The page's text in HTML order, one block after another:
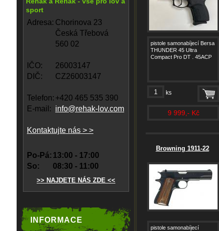
sport
Adresa: Chorinova 23
Česká Třebová
560 02
IČO:
26003147
DIČ:
CZ26003147
Telefon: +420 465 535 390
E-mail: info@rehak-lov.com
Kontaktujte nás > >
Po-Pá: 13:00 - 17:00
So:
08:30 - 11:00
>> NAJDETE NÁS ZDE <<
INFORMACE
pistole samonabíjecí Bersa
THUNDER 45 Ultra
Compact Pro DT . 45ACP
ks
9 999,- Kč
Browning 1911-22
pistole samonabíjecí